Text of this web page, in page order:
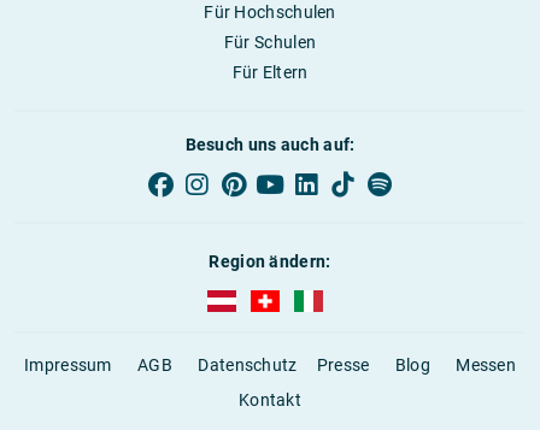
Für Hochschulen
Für Schulen
Für Eltern
Besuch uns auch auf:
Region ändern:
AUBI-plus Österreich (deutsch)
AUBI-plus Schweiz (deutsch)
AUBI-plus Italien (deutsch)
Impressum AGB Datenschutz Presse Blog
Messen
Kontakt